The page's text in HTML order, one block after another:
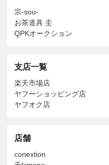
宗-sou-
お茶道具 圭
QPKオークション
支店一覧
楽天市場店
ヤフーショッピング店
ヤフオク店
店舗
conextion